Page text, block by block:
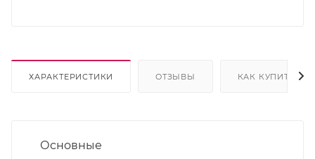
ХАРАКТЕРИСТИКИ ОТЗЫВЫ КАК КУПИТЬ
Основные